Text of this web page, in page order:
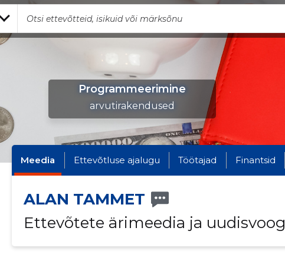
Programmeerimine
arvutirakendused
Meedia Ettevõtluse ajalugu Töötajad Finantsid
ALAN TAMMET
Ettevõtete ärimeedia ja uudisvoog